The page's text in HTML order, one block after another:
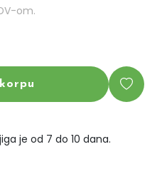
om.
je od 7 do 10 dana.